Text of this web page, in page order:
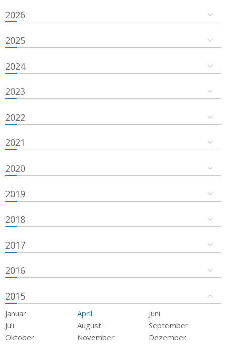
2026
2025
2024
2023
2022
2021
2020
2019
2018
2017
2016
2015
Januar April
Juni
Juli
August
September
Oktober
November Dezember